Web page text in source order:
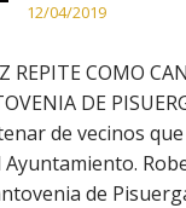
12/04/2019
REPITE COMO
DE
de vecinos
de